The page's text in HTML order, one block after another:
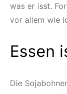
was er isst.
vor allem wie
Essen
Die